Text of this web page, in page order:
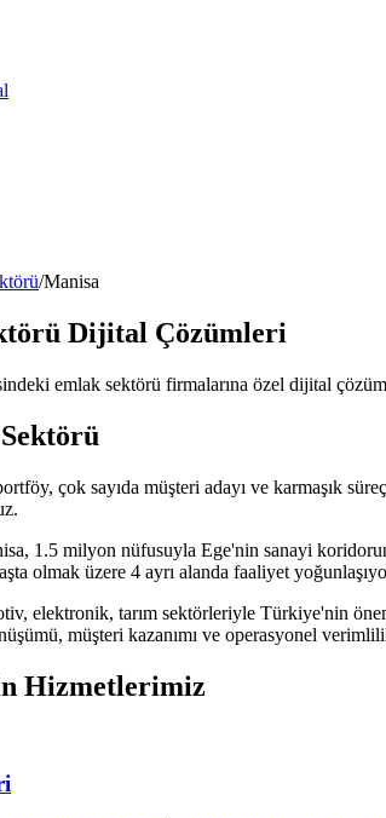
/Manisa
Dijital Çözümleri
emlak sektörü firmalarına özel dijital
çok sayıda müşteri adayı ve karmaşık
1.5 milyon nüfusuyla Ege'nin sanayi
olmak üzere 4 ayrı alanda faaliyet
elektronik, tarım sektörleriyle Türkiye'nin
müşteri kazanımı ve operasyonel
Hizmetlerimiz